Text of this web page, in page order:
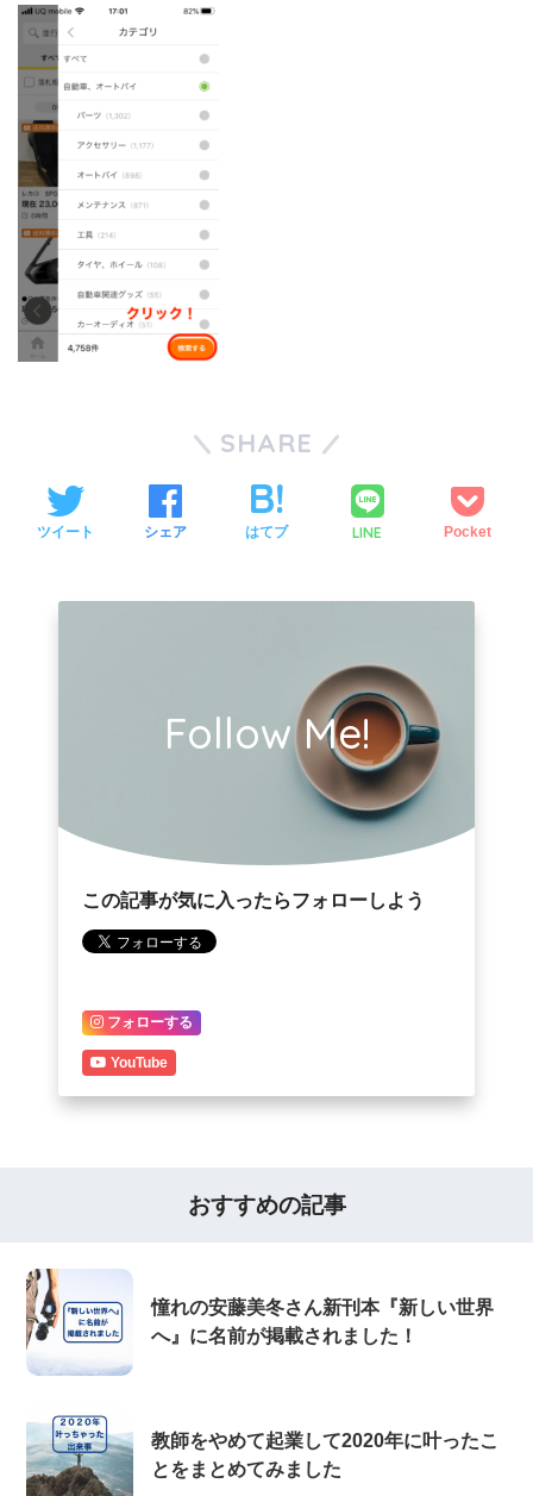
SHARE
ツイート シェア はてブ LINE Pocket
Follow Me!
この記事が気に入ったらフォローしよう
フォローする
YouTube
おすすめの記事
憧れの安藤美冬さん新刊本『新しい世界
へ』に名前が掲載されました！
教師をやめて起業して2020年に叶ったこ
とをまとめてみました